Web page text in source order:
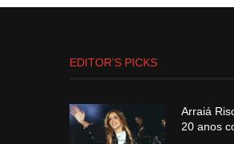
EDITOR’S PICKS
Arraiá
20 anos